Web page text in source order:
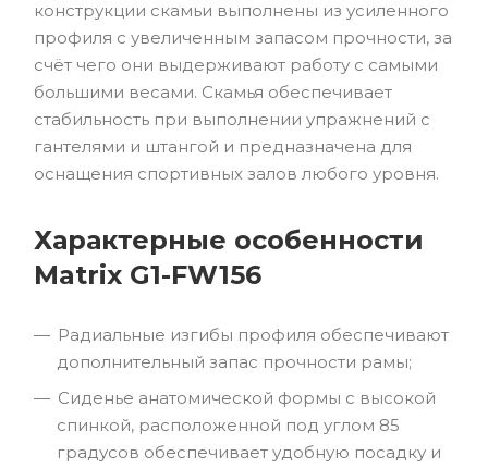
конструкции скамьи выполнены из усиленного
профиля с увеличенным запасом прочности, за
счёт чего они выдерживают работу с самыми
большими весами. Скамья обеспечивает
стабильность при выполнении упражнений с
гантелями и штангой и предназначена для
оснащения спортивных залов любого уровня.
Характерные особенности
Matrix G1-FW156
Радиальные изгибы профиля обеспечивают
дополнительный запас прочности рамы;
Сиденье анатомической формы с высокой
спинкой, расположенной под углом 85
градусов обеспечивает удобную посадку и